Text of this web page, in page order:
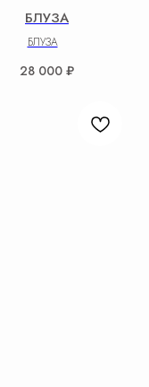
БЛУЗА
БЛУЗА
28 000 ₽